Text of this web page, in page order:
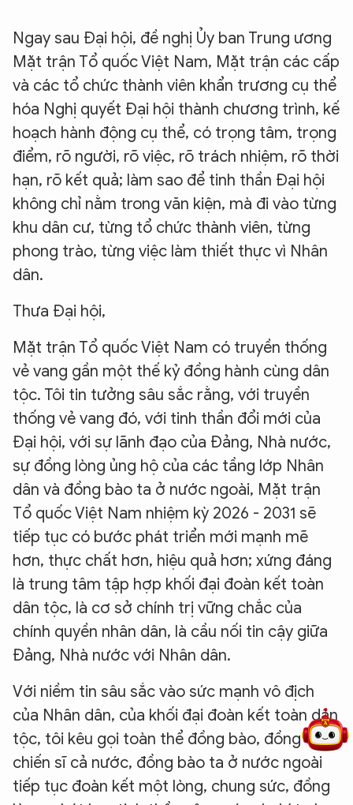
Ngay sau Đại hội, đề nghị Ủy ban Trung ương
Mặt trận Tổ quốc Việt Nam, Mặt trận các cấp
và các tổ chức thành viên khẩn trương cụ thể
hóa Nghị quyết Đại hội thành chương trình, kế
hoạch hành động cụ thể, có trọng tâm, trọng
điểm, rõ người, rõ việc, rõ trách nhiệm, rõ thời
hạn, rõ kết quả; làm sao để tinh thần Đại hội
không chỉ nằm trong văn kiện, mà đi vào từng
khu dân cư, từng tổ chức thành viên, từng
phong trào, từng việc làm thiết thực vì Nhân
dân.
Thưa Đại hội,
Mặt trận Tổ quốc Việt Nam có truyền thống
vẻ vang gần một thế kỷ đồng hành cùng dân
tộc. Tôi tin tưởng sâu sắc rằng, với truyền
thống vẻ vang đó, với tinh thần đổi mới của
Đại hội, với sự lãnh đạo của Đảng, Nhà nước,
sự đồng lòng ủng hộ của các tầng lớp Nhân
dân và đồng bào ta ở nước ngoài, Mặt trận
Tổ quốc Việt Nam nhiệm kỳ 2026 - 2031 sẽ
tiếp tục có bước phát triển mới mạnh mẽ
hơn, thực chất hơn, hiệu quả hơn; xứng đáng
là trung tâm tập hợp khối đại đoàn kết toàn
dân tộc, là cơ sở chính trị vững chắc của
chính quyền nhân dân, là cầu nối tin cậy giữa
Đảng, Nhà nước với Nhân dân.
Với niềm tin sâu sắc vào sức mạnh vô địch
của Nhân dân, của khối đại đoàn kết toàn dân
tộc, tôi kêu gọi toàn thể đồng bào, đồng chí,
chiến sĩ cả nước, đồng bào ta ở nước ngoài
tiếp tục đoàn kết một lòng, chung sức, đồng
5 điểm nghẽn của Hà Nội giải pháp xử lý điểm nghẽn của